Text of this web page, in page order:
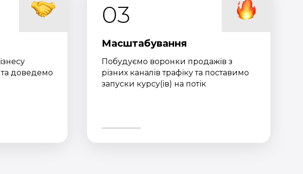
Масштабування
03
доведемо
Побудуємо воронки продажів з
різних каналів трафіку та поставимо
запуски курсу(ів) на потік